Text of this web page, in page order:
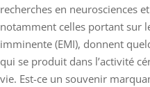
recherches en neurosciences
notamment celles portant sur
imminente (EMI), donnent
qui se produit dans l’activité
vie. Est-ce un souvenir